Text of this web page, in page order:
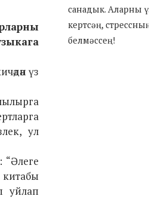
үз
ул
китабы
уйлап
санадык. Аларны
кертсәң,
белмәссең!